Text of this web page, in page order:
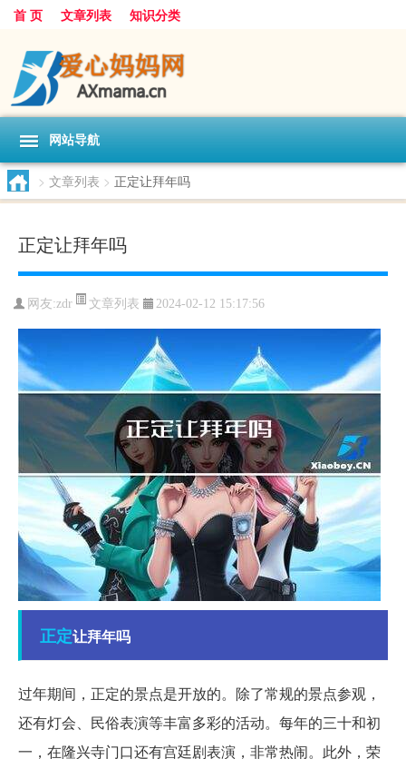
首 页 文章列表 知识分类
网站导航
> 文章列表 > 正定让拜年吗
正定让拜年吗
网友:zdr 文章列表 2024-02-12 15:17:56
正定让拜年吗
过年期间，正定的景点是开放的。除了常规的景点参观，
还有灯会、民俗表演等丰富多彩的活动。每年的三十和初
一，在隆兴寺门口还有宫廷剧表演，非常热闹。此外，荣